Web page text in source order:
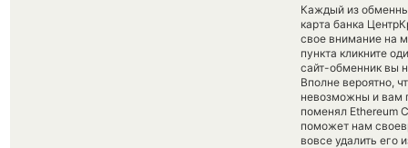
Каждый из
карта банка
свое внимание на
пункта кликните
сайт-обменник вы
Вполне вероятно,
невозможны и вам
поменял Ethereum
поможет нам
вовсе удалить его